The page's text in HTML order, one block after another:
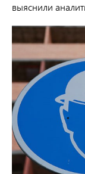
выяснили